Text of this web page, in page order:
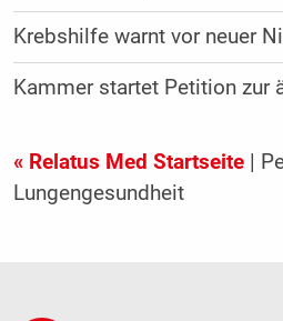
Krebshilfe warnt vor neuer
Kammer startet Petition zur
« Relatus Med Startseite|
Lungengesundheit